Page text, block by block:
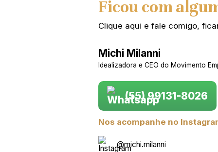
Ficou com
Clique aqui e fale comigo,
Michi Milanni
Idealizadora e CEO do Movimento
(55) 99131-8026
Nos acompanhe no
@michi.milanni